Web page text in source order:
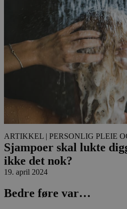
ARTIKKEL | PERSONLIG PLEIE
Sjampoer skal lukte
ikke det nok?
19. april 2024
Bedre føre var…